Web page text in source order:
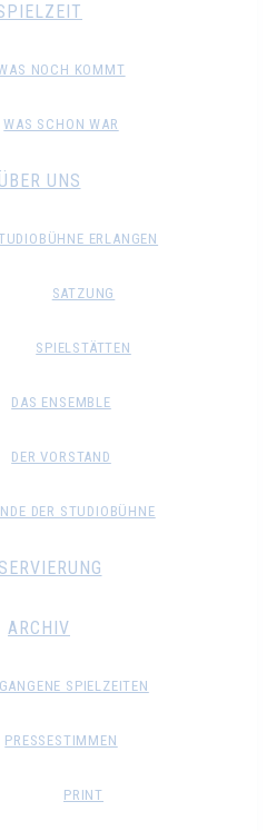
NOCH KOMMT
WAS SCHON WAR
ÜBER UNS
ERLANGEN
SATZUNG
SPIELSTÄTTEN
DAS ENSEMBLE
DER VORSTAND
DER STUDIOBÜHNE
ARCHIV
SPIELZEITEN
PRESSESTIMMEN
PRINT